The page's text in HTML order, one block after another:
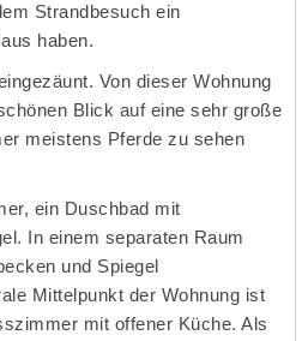
Strandbesuch ein
haben.
Von dieser Wohnung
Blick auf eine sehr große
meistens Pferde zu sehen
ein Duschbad mit
In einem separaten Raum
und Spiegel
Mittelpunkt der Wohnung ist
mit offener Küche. Als